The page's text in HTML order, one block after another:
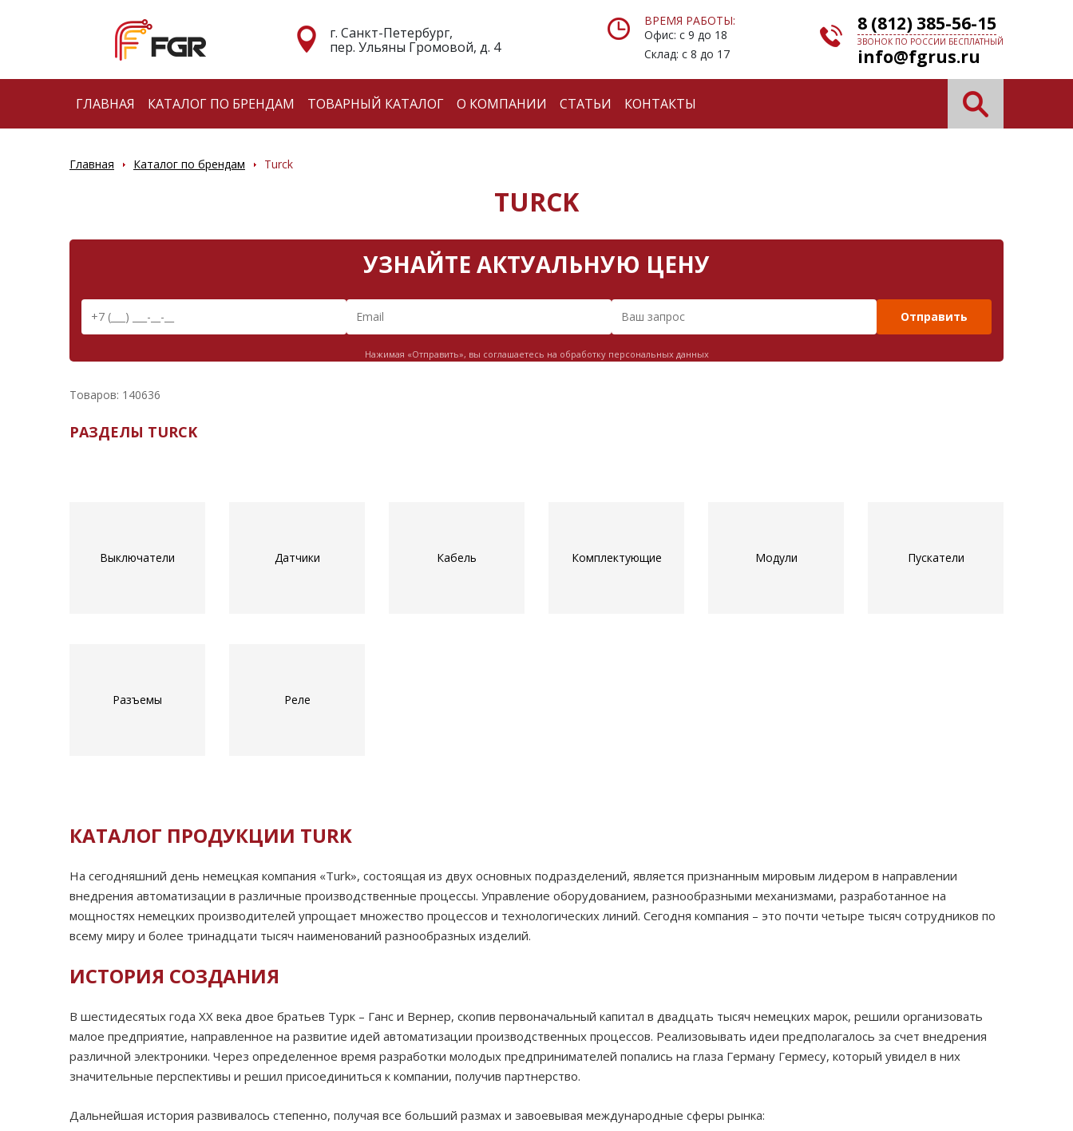
г. Санкт-Петербург,
пер. Ульяны Громовой, д. 4
ВРЕМЯ РАБОТЫ:
Офис: с 9 до 18
Склад: с 8 до 17
8 (812) 385-56-15
ЗВОНОК ПО РОССИИ БЕСПЛАТНЫЙ
info@fgrus.ru
ГЛАВНАЯ КАТАЛОГ ПО БРЕНДАМ ТОВАРНЫЙ КАТАЛОГ О КОМПАНИИ СТАТЬИ КОНТАКТЫ
Главная Каталог по брендам Turck
TURCK
УЗНАЙТЕ АКТУАЛЬНУЮ ЦЕНУ
Отправить
Нажимая «Отправить», вы соглашаетесь на обработку персональных данных
Товаров: 140636
РАЗДЕЛЫ TURCK
Выключатели Датчики Кабель Комплектующие Модули Пускатели
Разъемы Реле
КАТАЛОГ ПРОДУКЦИИ TURK
На сегодняшний день немецкая компания «Turk», состоящая из двух основных подразделений, является признанным мировым лидером в направлении
внедрения автоматизации в различные производственные процессы. Управление оборудованием, разнообразными механизмами, разработанное на
мощностях немецких производителей упрощает множество процессов и технологических линий. Сегодня компания – это почти четыре тысяч сотрудников по
всему миру и более тринадцати тысяч наименований разнообразных изделий.
ИСТОРИЯ СОЗДАНИЯ
В шестидесятых года XX века двое братьев Турк – Ганс и Вернер, скопив первоначальный капитал в двадцать тысяч немецких марок, решили организовать
малое предприятие, направленное на развитие идей автоматизации производственных процессов. Реализовывать идеи предполагалось за счет внедрения
различной электроники. Через определенное время разработки молодых предпринимателей попались на глаза Герману Гермесу, который увидел в них
значительные перспективы и решил присоединиться к компании, получив партнерство.
Дальнейшая история развивалось степенно, получая все больший размах и завоевывая международные сферы рынка: